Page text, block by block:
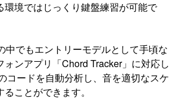
境ではじっくり鍵盤練習が可能で
でもエントリーモデルとして手頃な
ンアプリ「Chord Tracker」に対応し
コードを自動分析し、音を適切なスケ
ことができます。